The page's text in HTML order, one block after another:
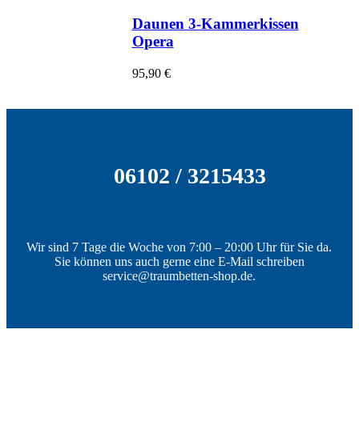
Daunen 3-Kammerkissen
Opera
95,90 €
06102 / 3215433
Wir sind 7 Tage die Woche von 7:00 – 20:00 Uhr für Sie da.
Sie können uns auch gerne eine E-Mail schreiben
service@traumbetten-shop.de.